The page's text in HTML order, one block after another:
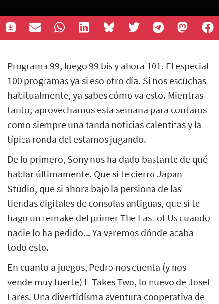
Programa 99, luego 99 bis y ahora 101. El especial
100 programas ya si eso otro día. Si nos escuchas
habitualmente, ya sabes cómo va esto. Mientras
tanto, aprovechamos esta semana para contaros
como siempre una tanda noticias calentitas y la
típica ronda del estamos jugando.
De lo primero, Sony nos ha dado bastante de qué
hablar últimamente. Que si te cierro Japan
Studio, que si ahora bajo la persiona de las
tiendas digitales de consolas antiguas, que si te
hago un remake del primer The Last of Us cuando
nadie lo ha pedido... Ya veremos dónde acaba
todo esto.
En cuanto a juegos, Pedro nos cuenta (y nos
vende muy fuerte) It Takes Two, lo nuevo de Josef
Fares. Una divertidísma aventura cooperativa de